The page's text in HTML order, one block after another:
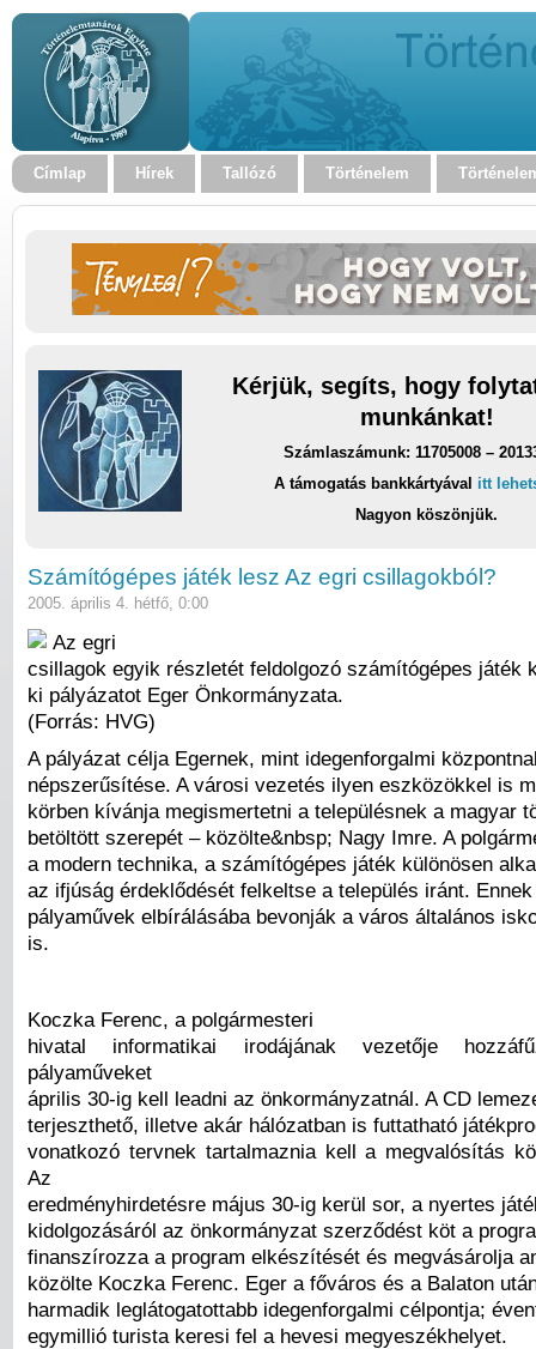
Címlap Hírek Tallózó Történelem
Kérjük, segíts, hogy
munkánkat!
Számlaszámunk: 11705008 –
A támogatás bankkártyával itt
Nagyon köszönjük.
Számítógépes játék lesz Az egri csillagokból?
2005. április 4. hétfő, 0:00
Az egri
csillagok egyik részletét feldolgozó számítógépes játék
ki pályázatot Eger Önkormányzata.
(Forrás: HVG)
A pályázat célja Egernek, mint idegenforgalmi
népszerűsítése. A városi vezetés ilyen eszközökkel is
körben kívánja megismertetni a településnek a magyar
betöltött szerepét – közölte&nbsp; Nagy Imre. A
a modern technika, a számítógépes játék különösen
az ifjúság érdeklődését felkeltse a település iránt.
pályaművek elbírálásába bevonják a város általános
is.
Koczka Ferenc, a polgármesteri
hivatal informatikai irodájának vezetője
pályaműveket
április 30-ig kell leadni az önkormányzatnál. A CD
terjeszthető, illetve akár hálózatban is futtatható
vonatkozó tervnek tartalmaznia kell a megvalósítás
Az
eredményhirdetésre május 30-ig kerül sor, a nyertes
kidolgozásáról az önkormányzat szerződést köt a
finanszírozza a program elkészítését és megvásárolja
közölte Koczka Ferenc. Eger a főváros és a Balaton
harmadik leglátogatottabb idegenforgalmi célpontja;
egymillió turista keresi fel a hevesi megyeszékhelyet.